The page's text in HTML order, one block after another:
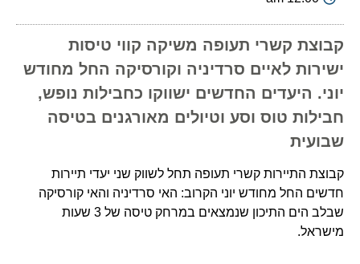
קבוצת קשרי תעופה משיקה קווי טיסות
ישירות לאיים סרדיניה וקורסיקה החל מחודש
יוני. היעדים החדשים ישווקו כחבילות נופש,
חבילות טוס וסע וטיולים מאורגנים בטיסה
שבועית
קבוצת התיירות קשרי תעופה תחל לשווק שני יעדי תיירות
חדשים החל מחודש יוני הקרוב: האי סרדיניה והאי קורסיקה
שבלב הים התיכון שנמצאים במרחק טיסה של 3 שעות
מישראל.